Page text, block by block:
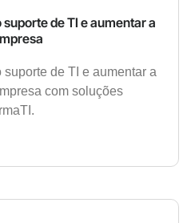
de TI e aumentar a
de TI e aumentar a
com soluções